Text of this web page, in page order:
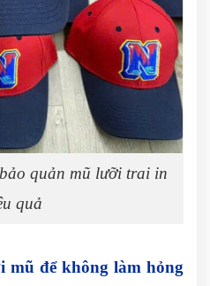
quản mũ lưỡi trai in
quả
mũ để không làm hỏng